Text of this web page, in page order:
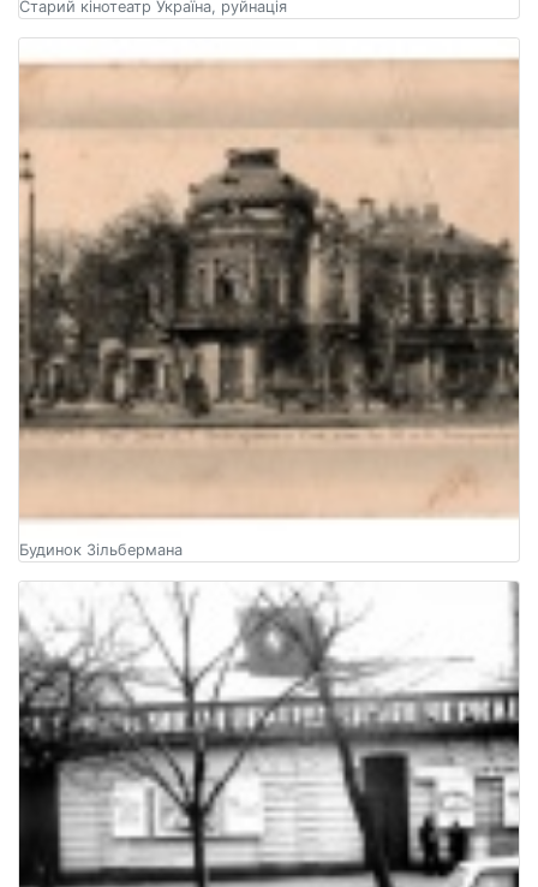
Старий кінотеатр Україна, руйнація
Будинок Зільбермана